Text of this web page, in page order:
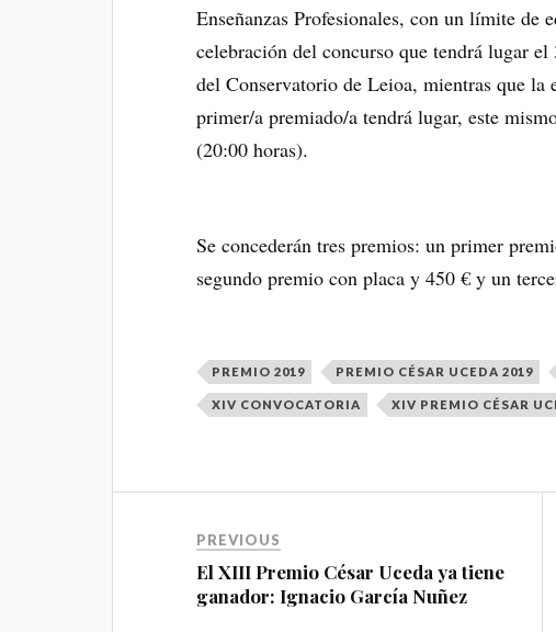
Enseñanzas Profesionales, con un límite de
celebración del concurso que tendrá lugar
del Conservatorio de Leioa, mientras que
primer/a premiado/a tendrá lugar, este
(20:00 horas).
Se concederán tres premios: un primer
segundo premio con placa y 450 € y un
PREMIO 2019 PREMIO CÉSAR UCEDA 2019
XIV CONVOCATORIA XIV PREMIO CÉSAR
PREVIOUS
El XIII Premio César Uceda ya tiene
ganador: Ignacio García Nuñez